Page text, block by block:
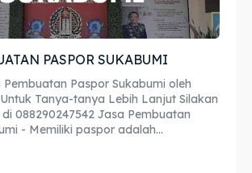
PASPOR SUKABUMI
Paspor Sukabumi oleh
Tanya-tanya Lebih Lanjut Silakan
Jasa Pembuatan
- Memiliki paspor adalah...